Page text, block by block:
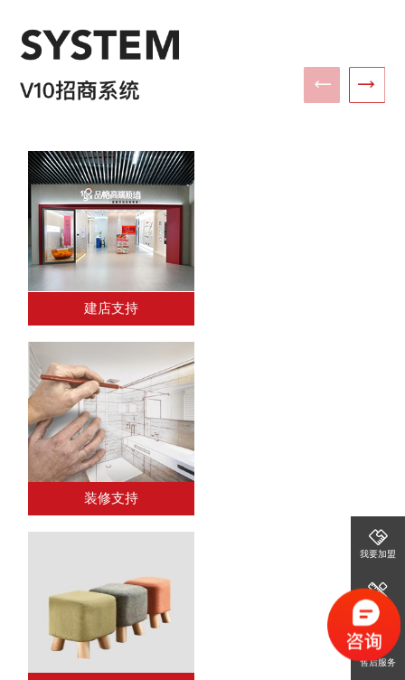
我要加盟
免费设计
售后服务
建店支持
装修支持